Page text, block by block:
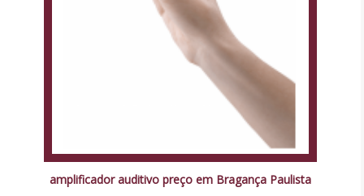
amplificador auditivo preço em Bragança Paulista